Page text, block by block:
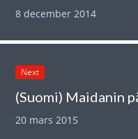
8 december 2014
Next
(Suomi) Maidanin
20 mars 2015